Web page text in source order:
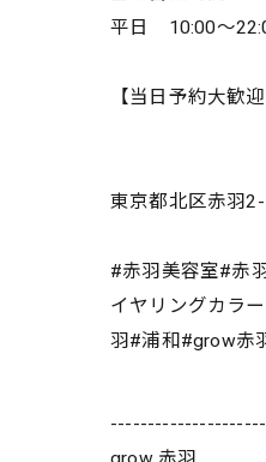
平日 10:00～
【当日予約大歓
赤羽岩
東京都北区赤羽2-
#赤羽美容室#赤
イヤリングカラ
羽#浦和#grow赤